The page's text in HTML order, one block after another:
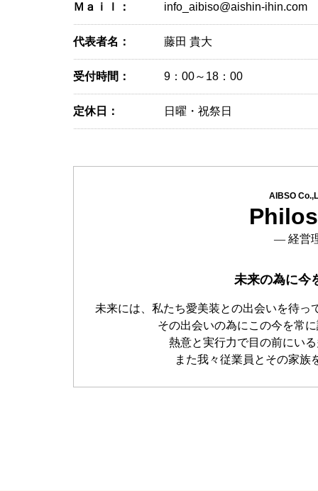
Ｍａｉｌ： info_aibiso@aishin-ihin.com
代表者名： 藤田 貴大
受付時間： 9：00～18：00
定休日： 日曜・祝祭日
AIBSO
― 経営
未来の為に今
未来には、私たち愛美装との出会いを待
その出会いの為にこの今を常
熱意と実行力で目の前にい
また我々従業員とその家族